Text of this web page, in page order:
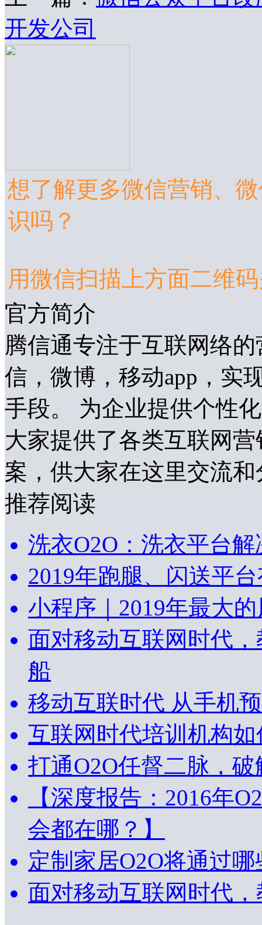
开发公司
想了解更多微信营销、
识吗？
用微信扫描上方面二维
官方简介
腾信通专注于互联网络
信，微博，移动app，实
手段。 为企业提供个性
大家提供了各类互联网
案，供大家在这里交流和
推荐阅读
洗衣O2O：洗衣平台解
2019年跑腿、闪送平
小程序｜2019年最大
面对移动互联网时代
船
移动互联时代 从手机
互联网时代培训机构
打通O2O任督二脉，
【深度报告：2016年
会都在哪？】
定制家居O2O将通过
面对移动互联网时代